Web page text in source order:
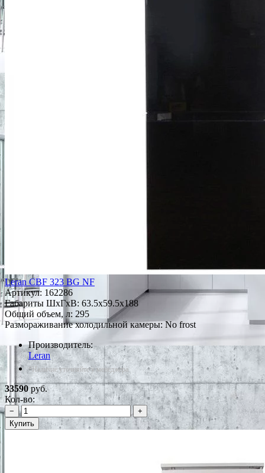
Leran CBF 323 BG NF
Артикул: 162286
Габариты ШxГxВ: 63.5x59.5x188
Общий объем, л: 295
Размораживание холодильной камеры: No frost
Производитель:
Leran
*Наличие уточняйте у менеджера
33590руб.
Кол-во:
−
+
Купить